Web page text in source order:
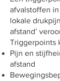
afvalstoffen
lokale
afstand’
Triggerpoints
Pijn en
afstand